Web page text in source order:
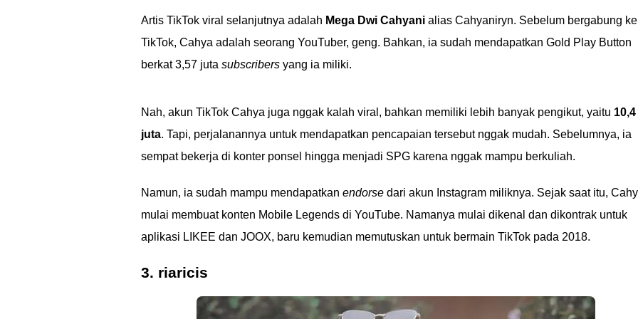
Artis TikTok viral selanjutnya adalah Mega Dwi Cahyani alias Cahyaniryn. Sebelum bergabung ke
TikTok, Cahya adalah seorang YouTuber, geng. Bahkan, ia sudah mendapatkan Gold Play Button
berkat 3,57 juta subscribers yang ia miliki.
Nah, akun TikTok Cahya juga nggak kalah viral, bahkan memiliki lebih banyak pengikut, yaitu 10,4
juta. Tapi, perjalanannya untuk mendapatkan pencapaian tersebut nggak mudah. Sebelumnya, ia
sempat bekerja di konter ponsel hingga menjadi SPG karena nggak mampu berkuliah.
Namun, ia sudah mampu mendapatkan endorse dari akun Instagram miliknya. Sejak saat itu,
mulai membuat konten Mobile Legends di YouTube. Namanya mulai dikenal dan dikontrak untuk
aplikasi LIKEE dan JOOX, baru kemudian memutuskan untuk bermain TikTok pada 2018.
3. riaricis